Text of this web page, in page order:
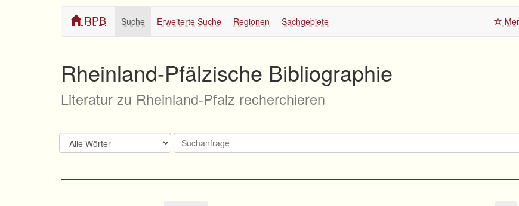
RPB Suche Erweiterte Suche Regionen Sachgebiete
Rheinland-Pfälzische Bibliographie
Literatur zu Rheinland-Pfalz recherchieren